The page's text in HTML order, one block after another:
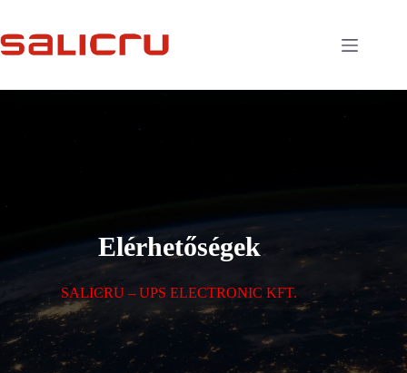
Elérhetőségek
SALICRU – UPS ELECTRONIC KFT.